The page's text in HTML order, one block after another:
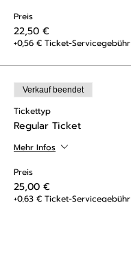
Preis
22,50 €
+0,56 € Ticket-Servicegebühr
Verkauf beendet
Tickettyp
Regular Ticket
Mehr Infos
Preis
25,00 €
+0,63 € Ticket-Servicegebühr